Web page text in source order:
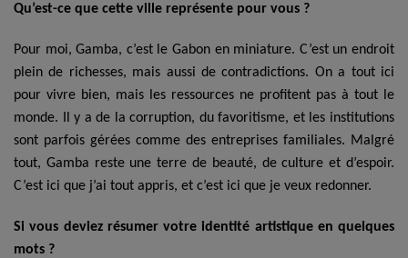
Qu’est-ce que cette ville représente pour vous ?
Pour moi, Gamba, c’est le Gabon en miniature. C’est un endroit
plein de richesses, mais aussi de contradictions. On a tout ici
pour vivre bien, mais les ressources ne profitent pas à tout le
monde. Il y a de la corruption, du favoritisme, et les institutions
sont parfois gérées comme des entreprises familiales. Malgré
tout, Gamba reste une terre de beauté, de culture et d’espoir.
C’est ici que j’ai tout appris, et c’est ici que je veux redonner.
Si vous deviez résumer votre identité artistique en quelques
mots ?